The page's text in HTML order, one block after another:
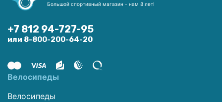
Большой спортивный магазин - нам 8 лет!
+7 812 94-727-95
или 8-800-200-64-20
Велосипеды
Велосипеды